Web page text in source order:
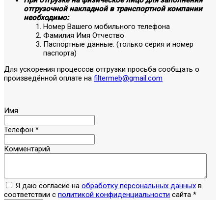
отгрузочной накладной в транспортной компании
необходимо:
Номер Вашего мобильного телефона
Фамилия Имя Отчество
Паспортные данные: (только серия и номер
паспорта)
Для ускорения процессов отгрузки просьба сообщать о
произведённой оплате на filtermeb@gmail.com
Имя
Телефон *
Комментарий
Я даю согласие на обработку персональных данных в
соответствии с политикой конфиденциальности сайта *